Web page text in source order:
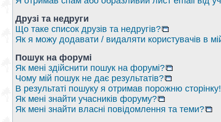
Друзі та недруги
Що таке список друзів та недругів?
Як я можу додавати / видаляти користувачів в
Пошук на форумі
Як мені здійснити пошук на форумі?
Чому мій пошук не дає результатів?
В результаті пошуку я отримав порожню сторінку!
Як мені знайти учасників форуму?
Як мені знайти власні повідомлення та теми?